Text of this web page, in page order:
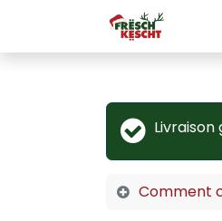
Se rendre au contenu
Comment